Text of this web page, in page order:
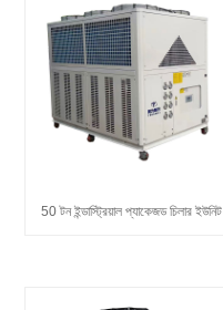
50 টন ইন্ডাস্ট্রিয়াল প্যাকেজড চিলার ইউনিট